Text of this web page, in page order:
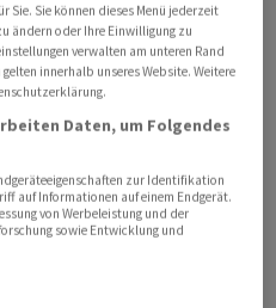
Baume-Schneider. Mit
der elektronischen
im
sagte
Germann (SVP/SH).
Sie. Sie können dieses Menü jederzeit
ändern oder Ihre Einwilligung zu
verwalten am unteren Rand
innerhalb unseres Website. Weitere
Daten, um Folgendes
zur Identifikation
auf Informationen auf einem Endgerät.
von Werbeleistung und der
sowie Entwicklung und